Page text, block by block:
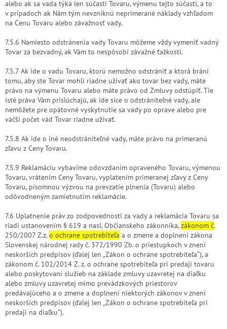
alebo ak sa vada týka len súčasti Tovaru, výmenu tejto súčasti, a to
v prípadoch ak Nám tým nevzniknú neprimerané náklady vzhľadom
na Cenu Tovaru alebo závažnosť vady.
7.5.6 Namiesto odstránenia vady Tovaru môžeme vždy vymeniť vadný
Tovar za bezvadný, ak Vám to nespôsobí závažné ťažkosti.
7.5.7 Ak ide o vadu Tovaru, ktorú nemožno odstrániť a ktorá bráni
tomu, aby ste Tovar mohli riadne užívať ako tovar bez vady, máte
právo na výmenu Tovaru alebo máte právo od Zmluvy odstúpiť. Tie
isté práva Vám prislúchajú, ak ide síce o odstrániteľné vady, ale
nemôžete pre opätovné vyskytnutie sa vady po oprave alebo pre
väčší počet vád Tovar riadne užívať.
7.5.8 Ak ide o iné neodstrániteľné vady, máte právo na primeranú
zľavu z Ceny Tovaru.
7.5.9 Reklamáciu vybavíme odovzdaním opraveného Tovaru, výmenou
Tovaru, vrátením Ceny Tovaru, vyplatením primeranej zľavy z Ceny
Tovaru, písomnou výzvou na prevzatie plnenia (Tovaru) alebo
odôvodneným zamietnutím reklamácie.
7.6 Uplatnenie práv zo zodpovednosti za vady a reklamácia Tovaru sa
riadi ustanovením § 619 a nasl. Občianskeho zákonníka,zákonom č.
250/2007 Z.z.o ochrane spotrebiteľa a o zmene a doplnení zákona
Slovenskej národnej rady č. 372/1990 Zb. o priestupkoch v znení
neskorších predpisov (ďalej len „Zákon o ochrane spotrebiteľa“), a
zákonom č. 102/2014 Z. z.o ochrane spotrebiteľa pri predaji tovaru
alebo poskytovaní služieb na základe zmluvy uzavretej na diaľku
alebo zmluvy uzavretej mimo prevádzkových priestorov
predávajúceho a o zmene a doplnení niektorých zákonov v znení
neskorších predpisov (ďalej len „Zákon o ochrane spotrebiteľa pri
predaji na diaľku“).